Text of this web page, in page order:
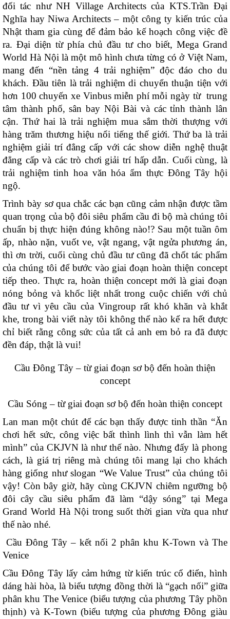
đối tác như NH Village Architects của KTS.Trần Đại
Nghĩa hay Niwa Architects – một công ty kiến trúc của
Nhật tham gia cùng để đảm bảo kế hoạch công việc đề
ra. Đại diện từ phía chủ đầu tư cho biết, Mega Grand
World Hà Nội là một mô hình chưa từng có ở Việt Nam,
mang đến “nền tảng 4 trải nghiệm” độc đáo cho du
khách. Đầu tiên là trải nghiệm di chuyển thuận tiện với
hơn 100 chuyến xe Vinbus miễn phí mỗi ngày từ trung
tâm thành phố, sân bay Nội Bài và các tỉnh thành lân
cận. Thứ hai là trải nghiệm mua sắm thời thượng với
hàng trăm thương hiệu nổi tiếng thế giới. Thứ ba là trải
nghiệm giải trí đẳng cấp với các show diễn nghệ thuật
đẳng cấp và các trò chơi giải trí hấp dẫn. Cuối cùng, là
trải nghiệm tinh hoa văn hóa ẩm thực Đông Tây hội
ngộ.
Trình bày sơ qua chắc các bạn cũng cảm nhận được tầm
quan trọng của bộ đôi siêu phẩm cầu đi bộ mà chúng tôi
chuẩn bị thực hiện đúng không nào!? Sau một tuần ôm
ấp, nhào nặn, vuốt ve, vật ngang, vật ngửa phương án,
thì ơn trời, cuối cùng chủ đầu tư cũng đã chốt tác phẩm
của chúng tôi để bước vào giai đoạn hoàn thiện concept
tiếp theo. Thực ra, hoàn thiện concept mới là giai đoạn
nóng bỏng và khốc liệt nhất trong cuộc chiến với chủ
đầu tư vì yêu cầu của Vingroup rất khó khăn và khắt
khe, trong bài viết này tôi không thể nào kể ra hết được
chỉ biết rằng công sức của tất cả anh em bỏ ra đã được
đền đáp, thật là vui!
Cầu Đông Tây – từ giai đoạn sơ bộ đến hoàn thiện
concept
Cầu Sóng – từ giai đoạn sơ bộ đến hoàn thiện concept
Lan man một chút để các bạn thấy được tinh thần “Ăn
chơi hết sức, công việc bất thình lình thì vẫn làm hết
mình” của CKJVN là như thế nào. Nhưng đấy là phong
cách, là giá trị riêng mà chúng tôi mang lại cho khách
hàng giống như slogan “We Value Trust” của chúng tôi
vậy! Còn bây giờ, hãy cùng CKJVN chiêm ngưỡng bộ
đôi cây cầu siêu phẩm đã làm “dậy sóng” tại Mega
Grand World Hà Nội trong suốt thời gian vừa qua như
thế nào nhé.
Cầu Đông Tây – kết nối 2 phân khu K-Town và The
Venice
Cầu Đông Tây lấy cảm hứng từ kiến trúc cổ điển, hình
dáng hài hòa, là biểu tượng đồng thời là “gạch nối” giữa
phân khu The Venice (biểu tượng của phương Tây phồn
thịnh) và K-Town (biểu tượng của phương Đông giàu